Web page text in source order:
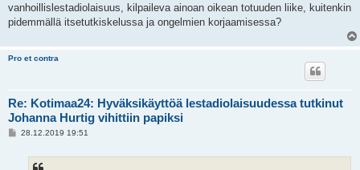
vanhoillislestadiolaisuus, kilpaileva ainoan oikean totuuden liike, kuitenkin
pidemmällä itsetutkiskelussa ja ongelmien korjaamisessa?
Pro et contra
Re: Kotimaa24: Hyväksikäyttöä lestadiolaisuudessa tutkinut
Johanna Hurtig vihittiin papiksi
V28.12.2019 19:51